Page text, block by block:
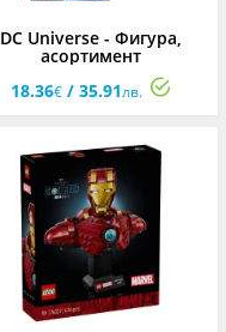
DC Universe - Фигура,
асортимент
18.36€/ 35.91лв.